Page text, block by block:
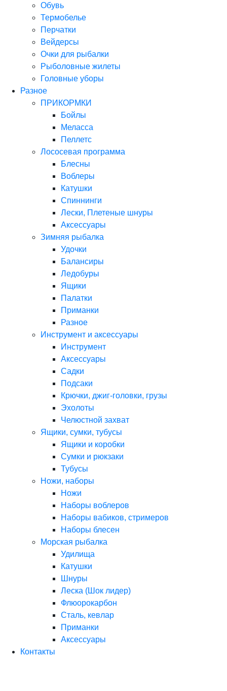
Обувь
Термобелье
Перчатки
Вейдерсы
Очки для рыбалки
Рыболовные жилеты
Головные уборы
Разное
ПРИКОРМКИ
Бойлы
Меласса
Пеллетс
Лососевая программа
Блесны
Воблеры
Катушки
Спиннинги
Лески, Плетеные шнуры
Аксессуары
Зимняя рыбалка
Удочки
Балансиры
Ледобуры
Ящики
Палатки
Приманки
Разное
Инструмент и аксессуары
Инструмент
Аксессуары
Садки
Подсаки
Крючки, джиг-головки, грузы
Эхолоты
Челюстной захват
Ящики, сумки, тубусы
Ящики и коробки
Сумки и рюкзаки
Тубусы
Ножи, наборы
Ножи
Наборы воблеров
Наборы вабиков, стримеров
Наборы блесен
Морская рыбалка
Удилища
Катушки
Шнуры
Леска (Шок лидер)
Флюорокарбон
Сталь, кевлар
Приманки
Аксессуары
Контакты